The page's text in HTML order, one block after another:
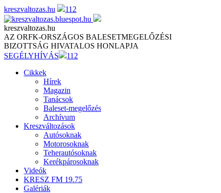
Skip
to
content
kreszvaltozas.hu 112
kreszvaltozas.hu
AZ ORFK-ORSZÁGOS BALESETMEGELŐZÉSI
BIZOTTSÁG HIVATALOS HONLAPJA
SEGÉLYHÍVÁS
112
Cikkek
Hírek
Magazin
Tanácsok
Baleset-megelőzés
Archívum
Kreszváltozások
Autósoknak
Motorosoknak
Teherautósoknak
Kerékpárosoknak
Videók
KRESZ FM 19.75
Galériák